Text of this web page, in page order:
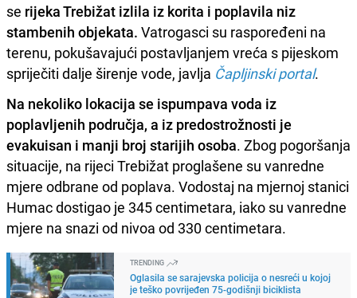
se rijeka Trebižat izlila iz korita i poplavila niz
stambenih objekata. Vatrogasci su raspoređeni na
terenu, pokušavajući postavljanjem vreća s pijeskom
spriječiti dalje širenje vode, javlja Čapljinski portal.
Na nekoliko lokacija se ispumpava voda iz
poplavljenih područja, a iz predostrožnosti je
evakuisan i manji broj starijih osoba. Zbog pogoršanja
situacije, na rijeci Trebižat proglašene su vanredne
mjere odbrane od poplava. Vodostaj na mjernoj stanici
Humac dostigao je 345 centimetara, iako su vanredne
mjere na snazi ​​od nivoa od 330 centimetara.
TRENDING
Oglasila se sarajevska policija o nesreći u kojoj
je teško povrijeđen 75-godišnji biciklista